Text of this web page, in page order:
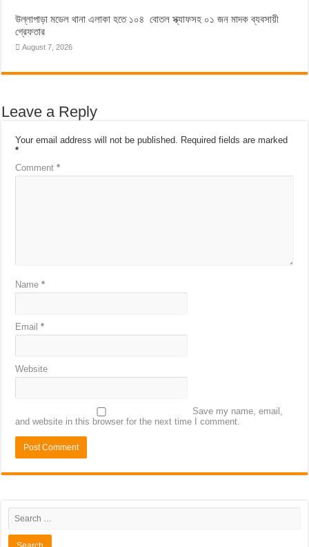
উল্লাপাড়া মডেল থানা এলাকা হতে ১০৪ বোতল স্ক্যাফসহ ০১ জন মাদক ব্যবসায়ী
গ্রেফতার
August 7, 2026
Leave a Reply
Your email address will not be published. Required fields are marked
*
Comment*
Name*
Email*
Website
Save my name, email,
and website in this browser for the next time I comment.